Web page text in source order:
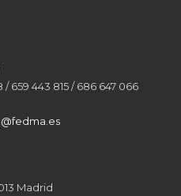
659 443 815 / 686 647 066
Madrid